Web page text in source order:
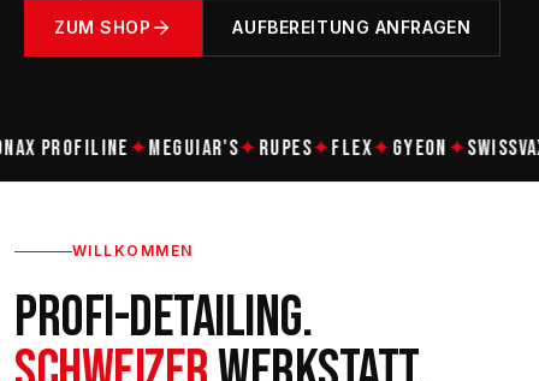
ZUM SHOP AUFBEREITUNG ANFRAGEN
✦ MEGUIAR'S ✦RUPES✦FLEX ✦GYEON✦SWISSVAX✦
WILLKOMMEN
PROFI-DETAILING.